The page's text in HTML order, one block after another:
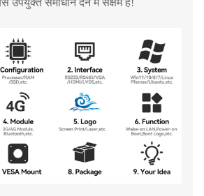
उपयुक्त समाधान देने में सक्षम है!